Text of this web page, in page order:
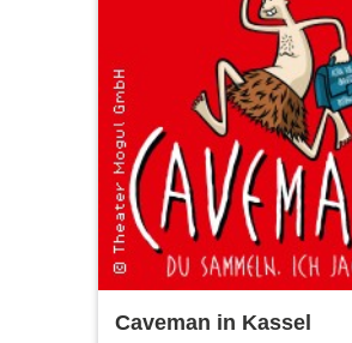
Caveman in Kassel